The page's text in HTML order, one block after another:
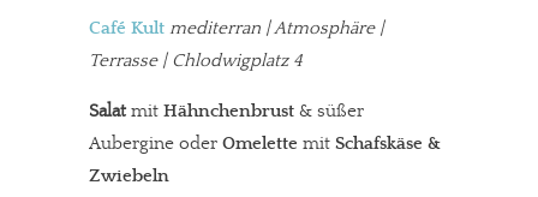
Café Kult mediterran | Atmosphäre |
Terrasse | Chlodwigplatz 4
Salat mit Hähnchenbrust & süßer
Aubergine oder Omelette mit Schafskäse &
Zwiebeln